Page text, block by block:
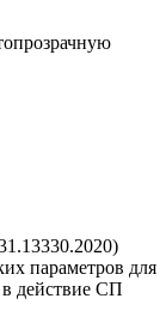
параметров для
действие СП